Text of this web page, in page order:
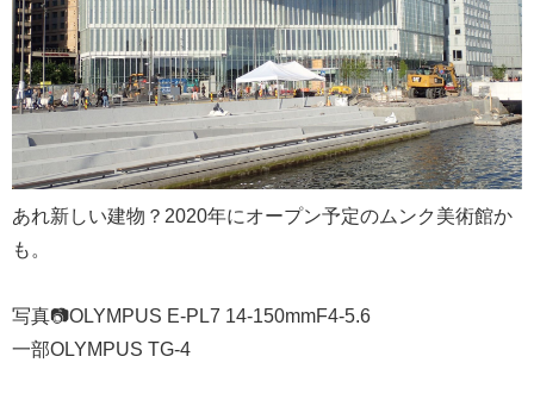
あれ新しい建物？2020年にオープン予定のムンク美術館か
も。
写真📷OLYMPUS E-PL7 14-150mmF4-5.6
一部OLYMPUS TG-4